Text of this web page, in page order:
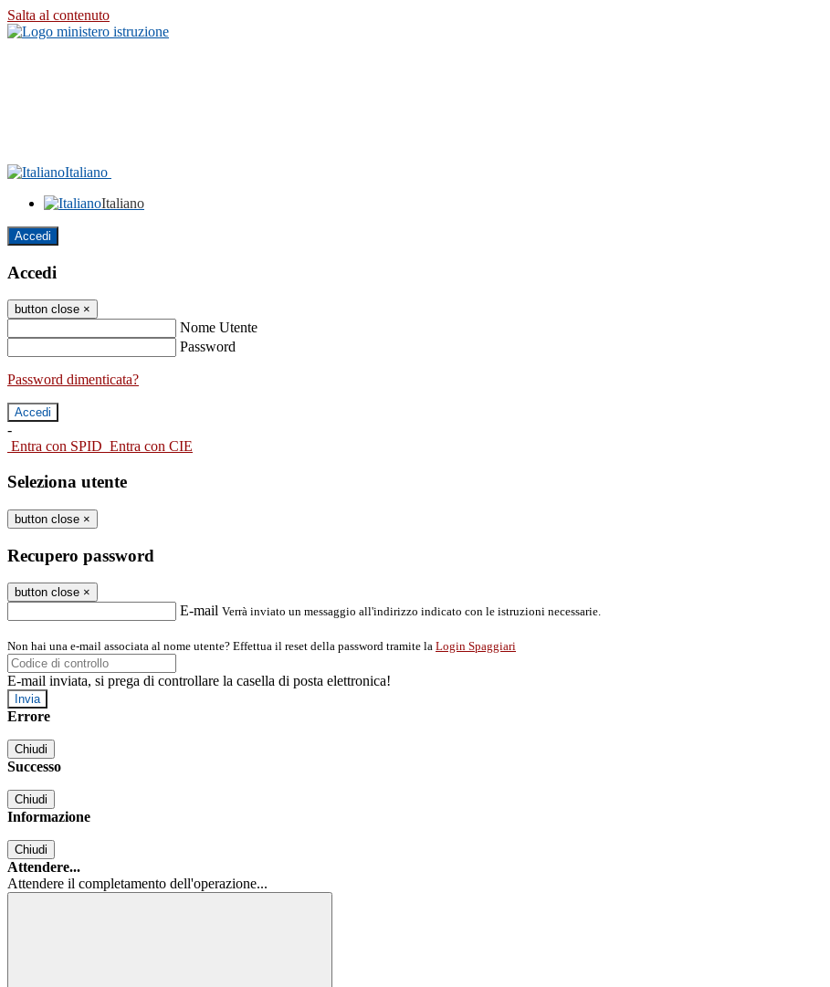
Salta al contenuto
Italiano
Italiano
Accedi
Accedi
button close ×
Nome Utente
Password
Password dimenticata?
-
Entra con SPID Entra con CIE
Seleziona utente
button close ×
Recupero password
button close ×
E-mail Verrà inviato un messaggio all'indirizzo indicato con le istruzioni necessarie.
Non hai una e-mail associata al nome utente? Effettua il reset della password tramite la Login Spaggiari
E-mail inviata, si prega di controllare la casella di posta elettronica!
Errore
Chiudi
Successo
Chiudi
Informazione
Chiudi
Attendere...
Attendere il completamento dell'operazione...